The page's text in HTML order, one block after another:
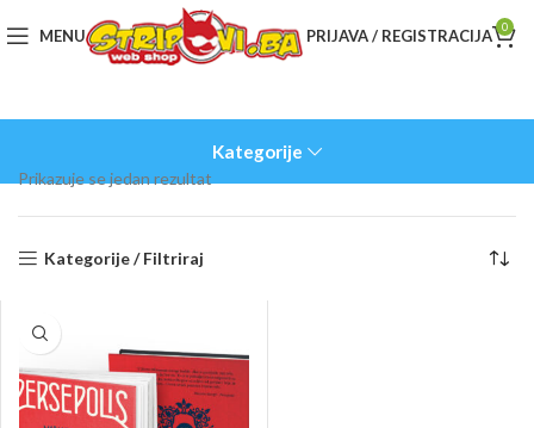
MENU PRIJAVA / REGISTRACIJA 0
Kategorije
Prikazuje se jedan rezultat
Kategorije / Filtriraj